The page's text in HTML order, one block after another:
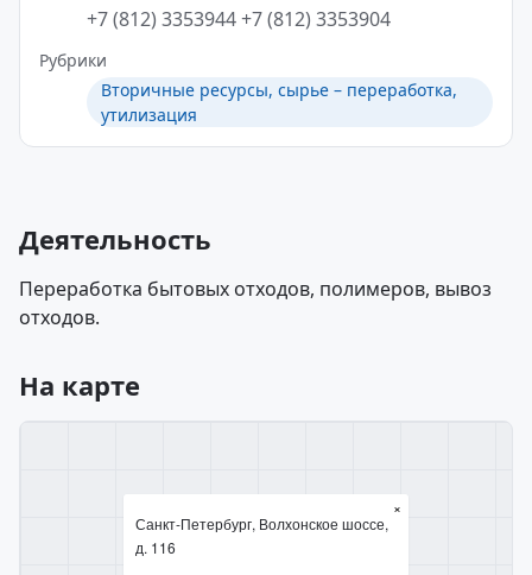
+7 (812) 3353944+7 (812) 3353904
Рубрики
Вторичные ресурсы, сырье – переработка,
утилизация
Деятельность
Переработка бытовых отходов, полимеров, вывоз
отходов.
На карте
Санкт-Петербург, Волхонское шоссе,
д. 116
×